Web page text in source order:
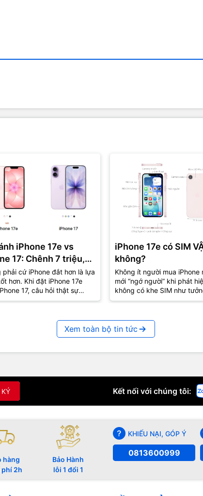
iPhone 17e vs
17: Chênh 7 triệu,
lựa chọn “đáng tiền”
phải cứ iPhone đắt hơn là lựa
hơn. Khi đặt iPhone 17e
17, câu hỏi thật sự
là “máy nào mạnh hơn”
iPhone 17e có SIM
không?
Không ít người mua iPhone
mới “ngớ người” khi phát
không có khe SIM như
iPhone 17e cũng vậy –
Xem toàn bộ tin tức
Kết nối với chúng tôi:
hàng
phí 2h
Bảo Hành
lỗi 1 đổi 1
KHIẾU NẠI, GÓP Ý
0813600999